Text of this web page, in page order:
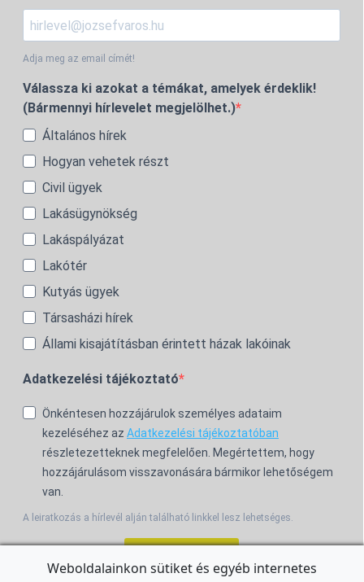
Adja meg az email címét!
Válassza ki azokat a témákat, amelyek érdeklik!
(Bármennyi hírlevelet megjelölhet.)
Általános hírek
Hogyan vehetek részt
Civil ügyek
Lakásügynökség
Lakáspályázat
Lakótér
Kutyás ügyek
Társasházi hírek
Állami kisajátításban érintett házak lakóinak
Adatkezelési tájékoztató
Önkéntesen hozzájárulok személyes adataim
kezeléséhez az Adatkezelési tájékoztatóban
részletezetteknek megfelelően. Megértettem, hogy
hozzájárulásom visszavonására bármikor lehetőségem
van.
A leiratkozás a hírlevél alján található linkkel lesz lehetséges.
Weboldalainkon sütiket és egyéb internetes